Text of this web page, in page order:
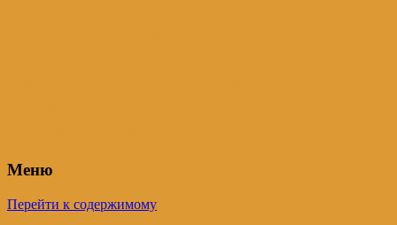
Меню
Перейти к содержимому